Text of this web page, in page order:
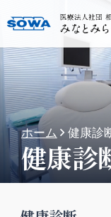
ホーム 健康診
健康診